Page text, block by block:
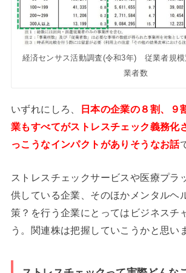
経済センサス活動調査(令和3年) 従業者規模
業者数
いずれにしろ、
日本の企業の８割、９
業もすべてがストレスチェック義務化
っこうなインパクトがありそうなお話
ストレスチェックサービスや医療プラ
供している企業、そのほかメンタルヘ
策？を行う企業にとってはビジネスチ
う。関連株は把握していこうかと思い